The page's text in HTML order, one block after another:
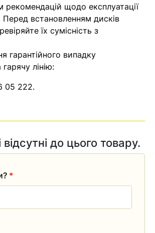
рекомендацій щодо експлуатації
Перед встановленням дисків
їх сумісність з
гарантійного випадку
лінію:
05 222.
до цього товару.
*